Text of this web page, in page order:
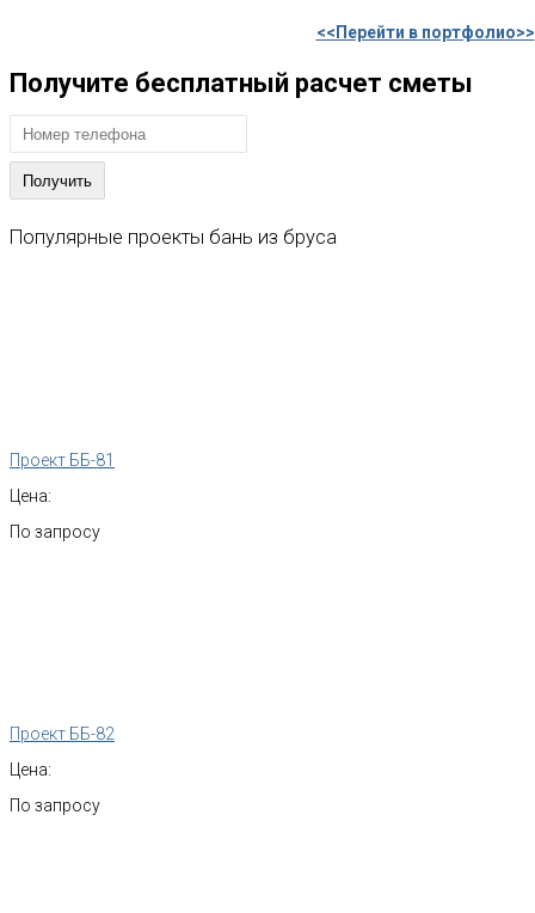
<<Перейти в портфолио>>
Получите бесплатный расчет сметы
Популярные проекты бань из бруса
Проект ББ-81
Цена:
По запросу
Проект ББ-82
Цена:
По запросу